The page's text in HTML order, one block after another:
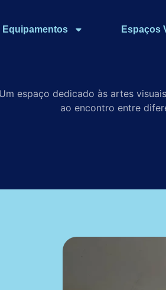
Equipamentos Espaços
Um espaço dedicado às artes
ao encontro entre